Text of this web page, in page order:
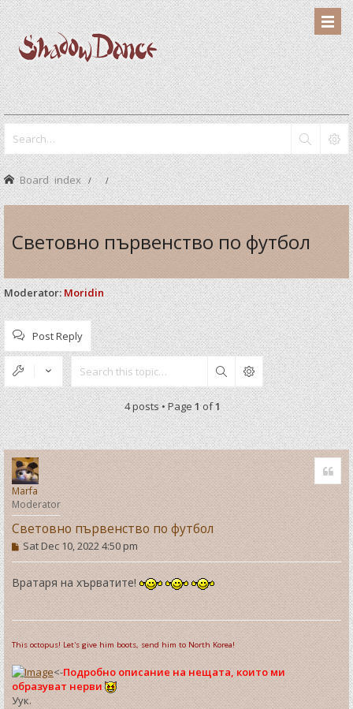
Board index
Световно първенство по футбол
Moderator: Moridin
Post Reply
Search
4 posts • Page1of1
Marfa
Moderator
Световно първенство по футбол
P
o
s
t
Sat Dec 10, 2022 4:50 pm
Вратаря на хърватите!
This octopus! Let's give him boots, send him to North Korea!
<-Подробно описание на нещата, които ми
образуват нерви
Уук.